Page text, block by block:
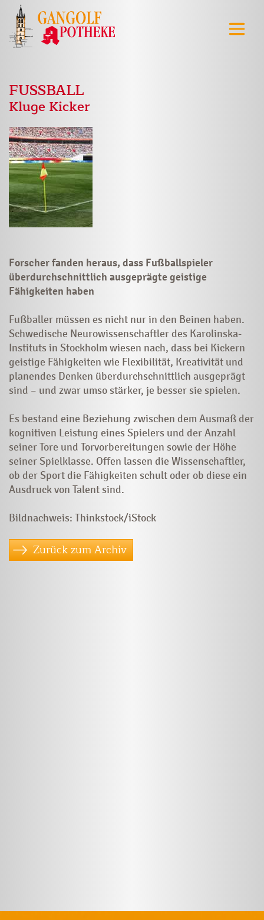
FUSSBALL
Kluge Kicker
Forscher fanden heraus, dass Fußballspieler
überdurchschnittlich ausgeprägte geistige
Fähigkeiten haben
Fußballer müssen es nicht nur in den Beinen haben.
Schwedische Neurowissenschaftler des Karolinska-
Instituts in Stockholm wiesen nach, dass bei Kickern
geistige Fähigkeiten wie Flexibilität, Kreativität und
planendes Denken überdurchschnittlich ausgeprägt
sind – und zwar umso stärker, je besser sie spielen.
Es bestand eine Beziehung zwischen dem Ausmaß der
kognitiven Leistung eines Spielers und der Anzahl
seiner Tore und Torvorbereitungen sowie der Höhe
seiner Spielklasse. Offen lassen die Wissenschaftler,
ob der Sport die Fähigkeiten schult oder ob diese ein
Ausdruck von Talent sind.
Bildnachweis: Thinkstock/iStock
Zurück zum Archiv